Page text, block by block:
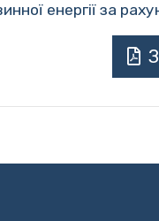
енергії за